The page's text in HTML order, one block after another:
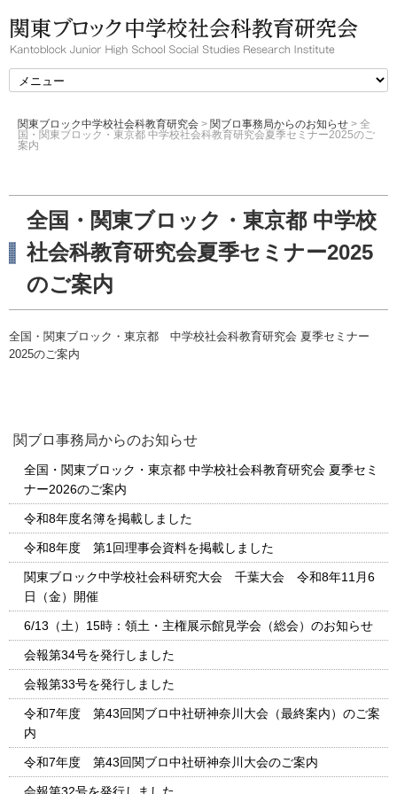
関東ブロック中学校社会科教育研究会 > 関ブロ事務局からのお知らせ > 全
国・関東ブロック・東京都 中学校社会科教育研究会夏季セミナー2025のご
案内
全国・関東ブロック・東京都 中学校
社会科教育研究会夏季セミナー2025
のご案内
全国・関東ブロック・東京都 中学校社会科教育研究会 夏季セミナー
2025のご案内
関ブロ事務局からのお知らせ
全国・関東ブロック・東京都 中学校社会科教育研究会 夏季セミ
ナー2026のご案内
令和8年度名簿を掲載しました
令和8年度 第1回理事会資料を掲載しました
関東ブロック中学校社会科研究大会 千葉大会 令和8年11月6
日（金）開催
6/13（土）15時：領土・主権展示館見学会（総会）のお知らせ
会報第34号を発行しました
会報第33号を発行しました
令和7年度 第43回関ブロ中社研神奈川大会（最終案内）のご案
内
令和7年度 第43回関ブロ中社研神奈川大会のご案内